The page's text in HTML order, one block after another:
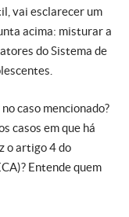
vai esclarecer um
acima: misturar a
do Sistema de
caso mencionado?
casos em que há
o artigo 4 do
Entende quem